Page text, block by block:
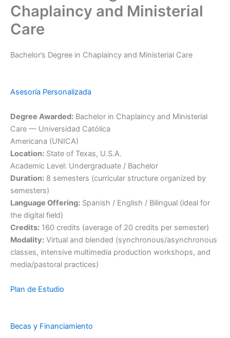
Chaplaincy and Ministerial
Care
Bachelor’s Degree in Chaplaincy and Ministerial Care
Asesoría Personalizada
Degree Awarded: Bachelor in Chaplaincy and Ministerial
Care — Universidad Católica
Americana (UNICA)
Location: State of Texas, U.S.A.
Academic Level: Undergraduate / Bachelor
Duration: 8 semesters (curricular structure organized by
semesters)
Language Offering: Spanish / English / Bilingual (ideal for
the digital field)
Credits: 160 credits (average of 20 credits per semester)
Modality: Virtual and blended (synchronous/asynchronous
classes, intensive multimedia production workshops, and
media/pastoral practices)
Plan de Estudio
Becas y Financiamiento